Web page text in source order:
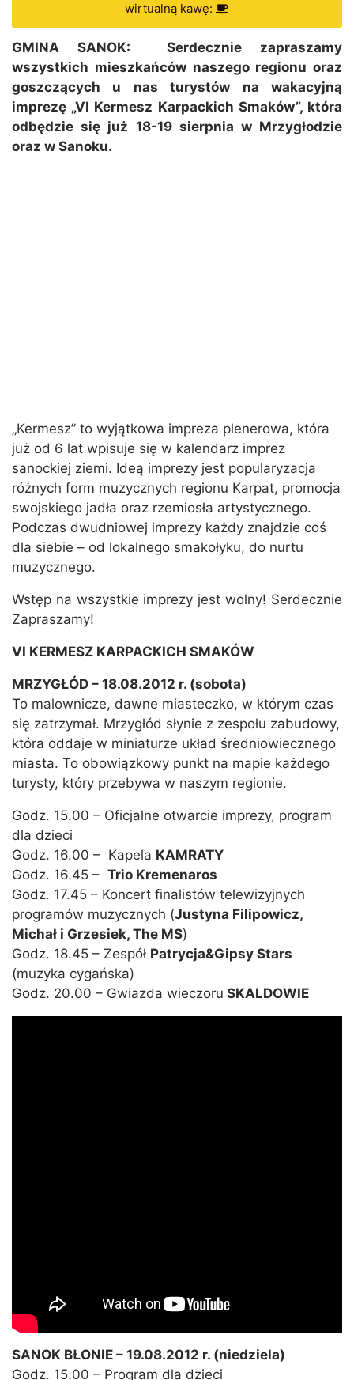
wirtualną kawę:
GMINA SANOK: Serdecznie zapraszamy
wszystkich mieszkańców naszego regionu oraz
goszczących u nas turystów na wakacyjną
imprezę „VI Kermesz Karpackich Smaków”, która
odbędzie się już 18-19 sierpnia w Mrzygłodzie
oraz w Sanoku.
„Kermesz” to wyjątkowa impreza plenerowa, która
już od 6 lat wpisuje się w kalendarz imprez
sanockiej ziemi. Ideą imprezy jest popularyzacja
różnych form muzycznych regionu Karpat, promocja
swojskiego jadła oraz rzemiosła artystycznego.
Podczas dwudniowej imprezy każdy znajdzie coś
dla siebie – od lokalnego smakołyku, do nurtu
muzycznego.
Wstęp na wszystkie imprezy jest wolny! Serdecznie
Zapraszamy!
VI KERMESZ KARPACKICH SMAKÓW
MRZYGŁÓD – 18.08.2012 r. (sobota)
To malownicze, dawne miasteczko, w którym czas
się zatrzymał. Mrzygłód słynie z zespołu zabudowy,
która oddaje w miniaturze układ średniowiecznego
miasta. To obowiązkowy punkt na mapie każdego
turysty, który przebywa w naszym regionie.
Godz. 15.00 – Oficjalne otwarcie imprezy, program
dla dzieci
Godz. 16.00 – Kapela KAMRATY
Godz. 16.45 – Trio Kremenaros
Godz. 17.45 – Koncert finalistów telewizyjnych
programów muzycznych (Justyna Filipowicz,
Michał i Grzesiek, The MS)
Godz. 18.45 – Zespół Patrycja&Gipsy Stars
(muzyka cygańska)
Godz. 20.00 – Gwiazda wieczoru SKALDOWIE
SANOK BŁONIE – 19.08.2012 r. (niedziela)
Godz. 15.00 – Program dla dzieci